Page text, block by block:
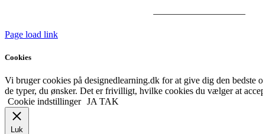
Page load link
Cookies
Vi bruger cookies på designedlearning.dk for at give dig den
de typer, du ønsker. Det er frivilligt, hvilke cookies du vælger at
Cookie indstillinger JA TAK
Luk